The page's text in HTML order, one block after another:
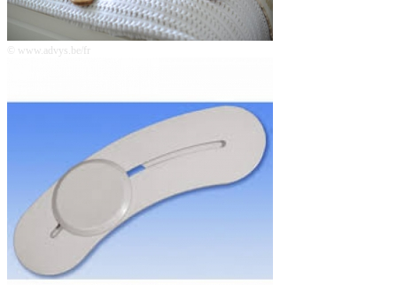
© www.advys.be/fr